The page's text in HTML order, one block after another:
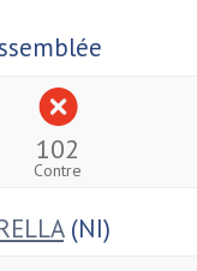
102
Contre
(NI)